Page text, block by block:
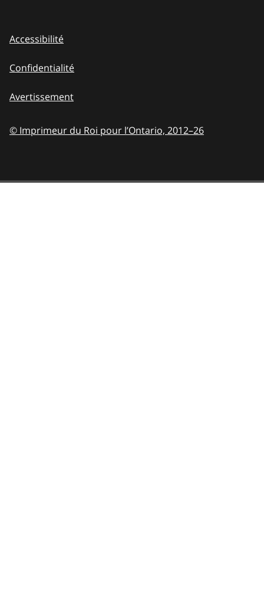
Accessibilité
Confidentialité
Avertissement
© Imprimeur du Roi pour l’Ontario, 2012–26